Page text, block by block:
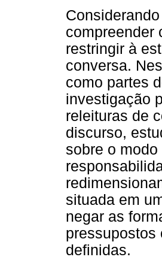
compreender
restringir à
conversa.
como partes
investigação
releituras de
discurso,
sobre o
situada em
negar as
pressupostos
definidas.